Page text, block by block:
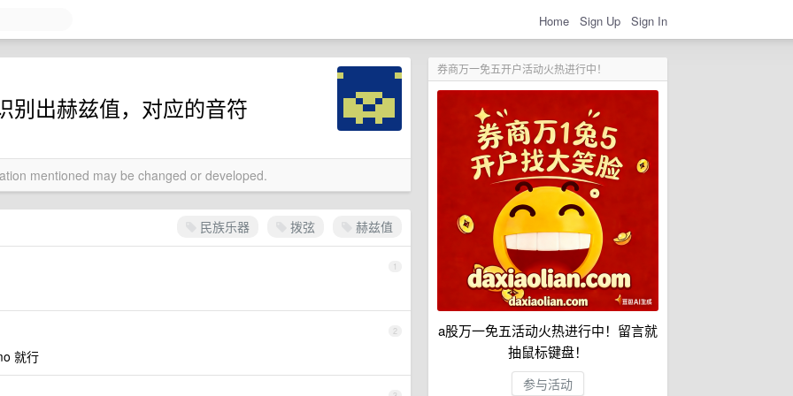
Home Sign Up Sign In
券商万一免五开户活动火热进行中！
a股万一免五活动火热进行中！留言就
抽鼠标键盘！
参与活动
别出赫兹值，对应的音符
mentioned may be changed or developed.
民族乐器 拨弦 赫兹值
1
2
就行